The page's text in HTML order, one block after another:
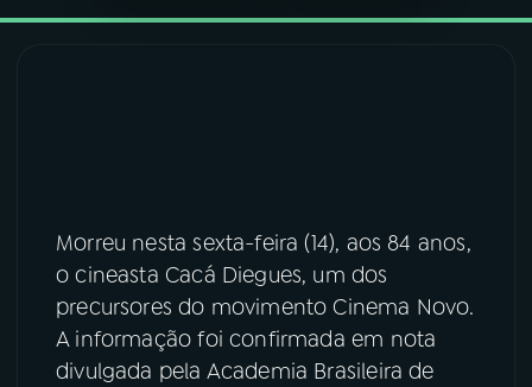
08FESTIVAL DE MÚSICA
ACOMPANHE A RÁDIO NACIONAL
YouTube Facebook
Morreu nesta sexta-feira (14), aos 84 anos,
o cineasta Cacá Diegues, um dos
precursores do movimento Cinema Novo.
A informação foi confirmada em nota
divulgada pela Academia Brasileira de